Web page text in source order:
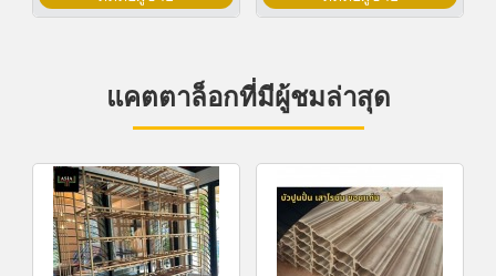
แคตตาล็อกที่มีผู้ชมล่าสุด